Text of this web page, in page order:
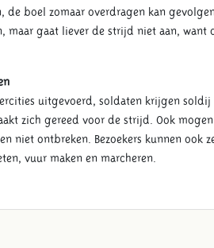
de boel zomaar overdragen kan
maar gaat liever de strijd niet aan, want
uitgevoerd, soldaten krijgen
zich gereed voor de strijd. Ook
niet ontbreken. Bezoekers kunnen ook
vuur maken en marcheren.